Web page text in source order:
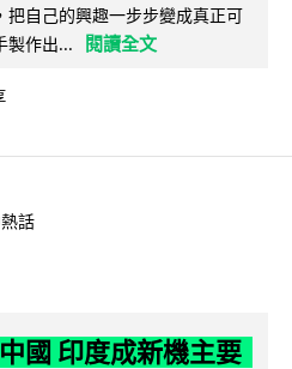
把自己的興趣一步步變成真正可
製作出...
閱讀全文
話
國 印度成新機主要